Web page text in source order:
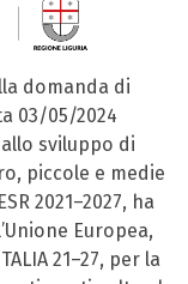
domanda di
03/05/2024
sviluppo di
piccole e medie
2021–2027, ha
Europea,
21–27, per la